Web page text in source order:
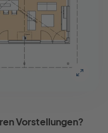
Vorstellungen?